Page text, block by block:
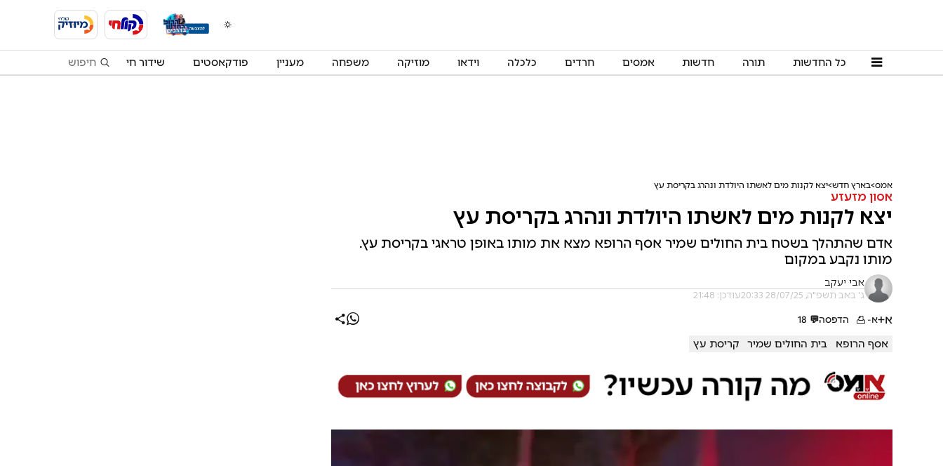
כל החדשות תורה חדשות אמסים חרדים כלכלה וידאו מוזיקה משפחה מעניין פודקאסטים שידור חי
אמס בארץ חדש יצא לקנות מים לאשתו היולדת ונהרג בקריסת עץ
אסון מזעזע
יצא לקנות מים לאשתו היולדת ונהרג בקריסת עץ
אדם שהתהלך בשטח בית החולים שמיר אסף הרופא מצא את מותו באופן טראגי בקריסת עץ.
מותו נקבע במקום
אבי יעקב
ג' באב תשפ"ה, 28/07/25 20:33 עודכן: 21:48
א+א- הדפסה💬
18
אסף הרופא בית החולים שמיר קריסת עץ